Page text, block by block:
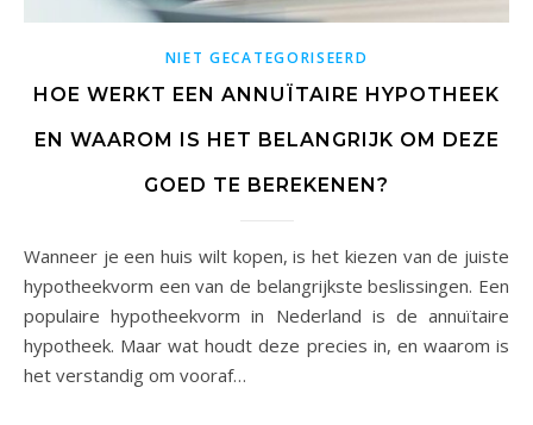
NIET GECATEGORISEERD
HOE WERKT EEN ANNUÏTAIRE HYPOTHEEK
EN WAAROM IS HET BELANGRIJK OM DEZE
GOED TE BEREKENEN?
Wanneer je een huis wilt kopen, is het kiezen van de juiste
hypotheekvorm een van de belangrijkste beslissingen. Een
populaire hypotheekvorm in Nederland is de annuïtaire
hypotheek. Maar wat houdt deze precies in, en waarom is
het verstandig om vooraf…